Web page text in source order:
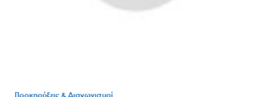
Νέα – Δημοσιότητα
Προκηρύξεις & Διαγωνισμοί